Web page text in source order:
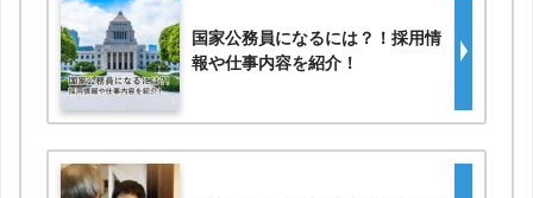
国家公務員になるには？！採用情
報や仕事内容を紹介！